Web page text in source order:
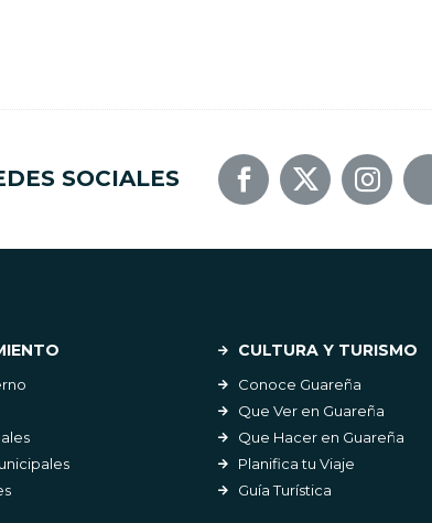
SOCIALES
CULTURA Y TURISMO
Conoce Guareña
Que Ver en Guareña
Que Hacer en Guareña
Planifica tu Viaje
Guía Turística